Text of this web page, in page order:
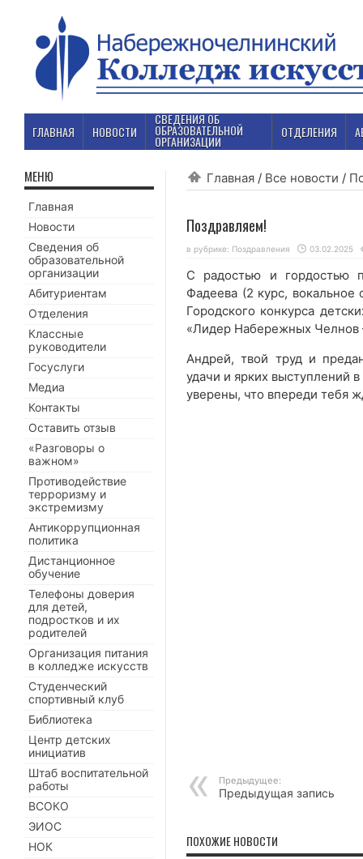
ГЛАВНАЯ НОВОСТИ
СВЕДЕНИЯ ОБ
ОБРАЗОВАТЕЛЬНОЙ
ОРГАНИЗАЦИИ
ОТДЕЛЕНИЯ
Главная / Все новости /
Поздравляем!
в рубрике: Поздравления 03.02.2025
С радостью и гордостью
Фадеева (2 курс,
Городского конкурса
«Лидер Набережных
Андрей, твой труд и
удачи и ярких выступлений
уверены, что впереди тебя
Предыдущее:
Предыдущая запись
ПОХОЖИЕ НОВОСТИ
МЕНЮ
Главная
Новости
Сведения об
образовательной
организации
Абитуриентам
Отделения
Классные
руководители
Госуслуги
Медиа
Контакты
Оставить отзыв
«Разговоры о
важном»
Противодействие
терроризму и
экстремизму
Антикоррупционная
политика
Дистанционное
обучение
Телефоны доверия
для детей,
подростков и их
родителей
Организация питания
в колледже искусств
Студенческий
спортивный клуб
Библиотека
Центр детских
инициатив
Штаб воспитательной
работы
ВСОКО
ЭИОС
НОК